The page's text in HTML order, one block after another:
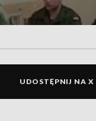
UDOSTĘPNIJ NA X